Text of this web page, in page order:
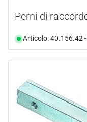
Perni di
Articolo: 40.156.42